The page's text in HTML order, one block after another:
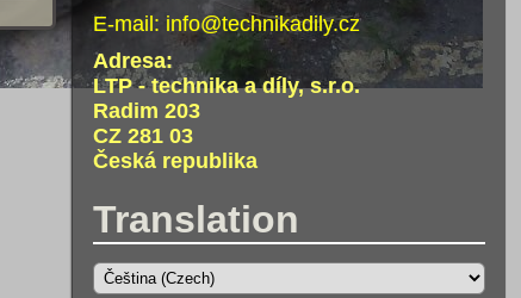
E-mail: info@technikadily.cz
Adresa:
LTP - technika a díly, s.r.o.
Radim 203
CZ 281 03
Česká republika
Translation